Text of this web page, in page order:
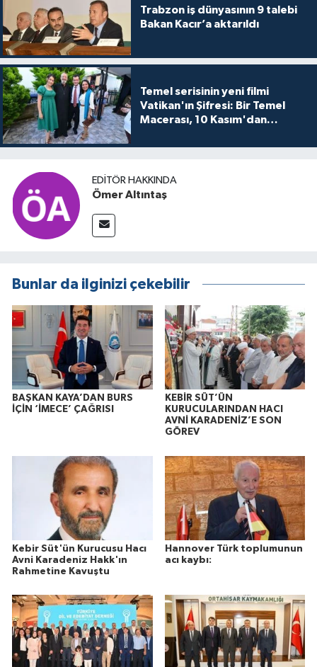
Trabzon iş dünyasının 9 talebi
Bakan Kacır’a aktarıldı
Temel serisinin yeni filmi
Vatikan'ın Şifresi: Bir Temel
Macerası, 10 Kasım'dan
buluşuyo
EDITÖR HAKKINDA
Ömer Altıntaş
Bunlar da ilginizi çekebilir
BAŞKAN KAYA’DAN BURS
İÇİN ‘İMECE’ ÇAĞRISI
KEBİR SÜT’ÜN
KURUCULARINDAN HACI
AVNİ KARADENİZ’E SON
GÖREV
Kebir Süt'ün Kurucusu Hacı
Avni Karadeniz Hakk'ın
Rahmetine Kavuştu
Hannover Türk toplumunun
acı kaybı: